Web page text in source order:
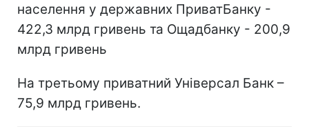
населення у державних ПриватБанку -
422,3 млрд гривень та Ощадбанку - 200,9
млрд гривень
На третьому приватний Універсал Банк –
75,9 млрд гривень.